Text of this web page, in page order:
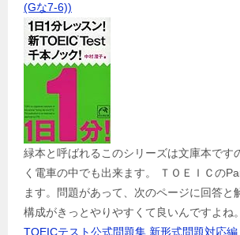
(Gな7-6))
緑本と呼ばれるこのシリーズは文庫本です
く電車の中でも出来ます。 ＴＯＥＩＣの
ます。問題があって、次のページに回答と
構成がきっとやりやすくて良いんですよね。
TOEICテスト公式問題集 新形式問題対応編